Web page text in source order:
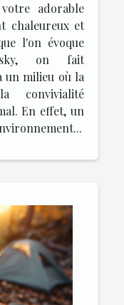
adorable
chaleureux et
l'on évoque
on fait
un milieu où la
convivialité
En effet, un